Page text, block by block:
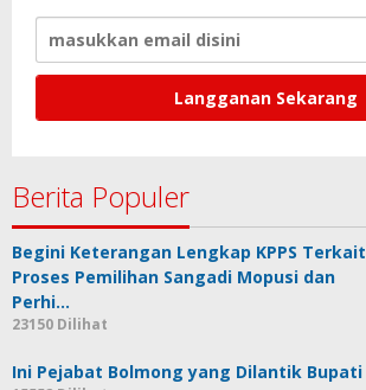
Berita Populer
Begini Keterangan Lengkap KPPS Terkait
Proses Pemilihan Sangadi Mopusi dan
Perhi…
23150 Dilihat
Ini Pejabat Bolmong yang Dilantik Bupati